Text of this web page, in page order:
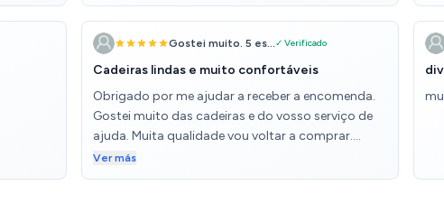
Gostei muito. 5 es...✓ Verificado
Cadeiras lindas e muito confortáveis
Obrigado por me ajudar a receber a encomenda.
Gostei muito das cadeiras e do vosso serviço de
ajuda. Muita qualidade vou voltar a comprar.
Muito obrigado 🙏
Ver más